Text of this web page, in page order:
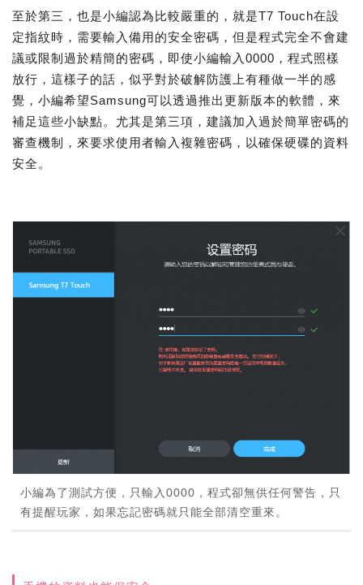
至於第三，也是小編認為比較嚴重的，就是T7 Touch在設
定指紋時，需要輸入備用的安全密碼，但是程式完全不會建
議或限制過於精簡的密碼，即使小編輸入0000，程式照樣
放行，這樣子的話，似乎對於破解防護上有種做一半的感
覺，小編希望Samsung可以透過推出更新版本的軟體，來
補足這些小缺點。尤其是第三項，建議加入過於簡單密碼的
審查機制，來要求使用者輸入複雜密碼，以確保硬碟的資料
安全。
小編為了測試方便，只輸入0000，程式卻無供任何警告，只
有提醒玩家，如果忘記密碼就只能全部清空重來。